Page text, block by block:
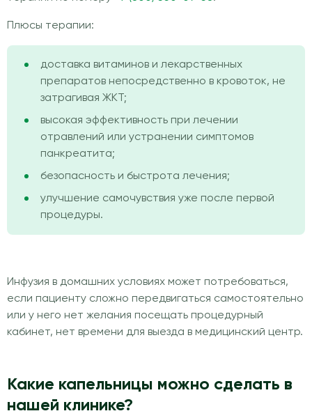
Плюсы терапии:
доставка витаминов и лекарственных
препаратов непосредственно в кровоток, не
затрагивая ЖКТ;
высокая эффективность при лечении
отравлений или устранении симптомов
панкреатита;
безопасность и быстрота лечения;
улучшение самочувствия уже после первой
процедуры.
Инфузия в домашних условиях может потребоваться,
если пациенту сложно передвигаться самостоятельно
или у него нет желания посещать процедурный
кабинет, нет времени для выезда в медицинский центр.
Какие капельницы можно сделать в
нашей клинике?